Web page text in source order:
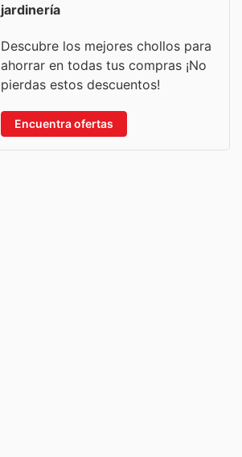
jardinería
Descubre los mejores chollos para
ahorrar en todas tus compras ¡No
pierdas estos descuentos!
Encuentra ofertas